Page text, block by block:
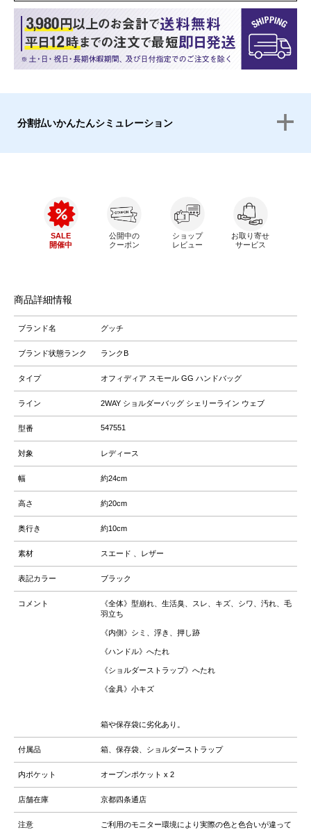
分割払いかんたんシミュレーション
SALE
開催中
公開中の
クーポン
ショップ
レビュー
お取り寄せ
サービス
商品詳細情報
ブランド名 グッチ
ブランド状態ランク ランクB
タイプ オフィディア スモール GG ハンドバッグ
ライン 2WAY ショルダーバッグ シェリーライン ウェブ
型番 547551
対象 レディース
幅 約24cm
高さ 約20cm
奥行き 約10cm
素材 スエード 、レザー
表記カラー ブラック
コメント
《全体》型崩れ、生活臭、スレ、キズ、シワ、汚れ、毛
羽立ち
《内側》シミ、浮き、押し跡
《ハンドル》へたれ
《ショルダーストラップ》へたれ
《金具》小キズ
箱や保存袋に劣化あり。
付属品 箱、保存袋、ショルダーストラップ
内ポケット オープンポケット x 2
店舗在庫 京都四条通店
注意
ご利用のモニター環境により実際の色と色合いが違って